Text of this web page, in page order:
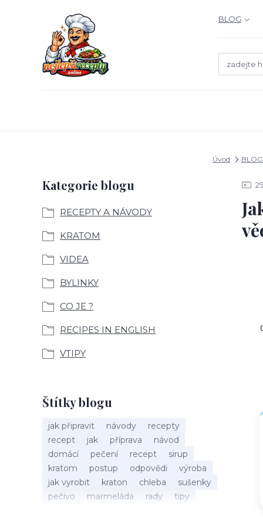
BLOG
Úvod BLOG
Kategorie blogu
RECEPTY A NÁVODY
KRATOM
VIDEA
BYLINKY
CO JE ?
RECIPES IN ENGLISH
VTIPY
Štítky blogu
jak připravit návody
recepty
recept
jak příprava
návod
domácí
pečení recept
sirup
kratom
postup odpovědi
výroba
jak vyrobit
kraton chleba
sušenky
pečivo
marmeláda rady
tipy
29